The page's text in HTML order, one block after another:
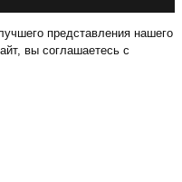
представления нашего
вы соглашаетесь с